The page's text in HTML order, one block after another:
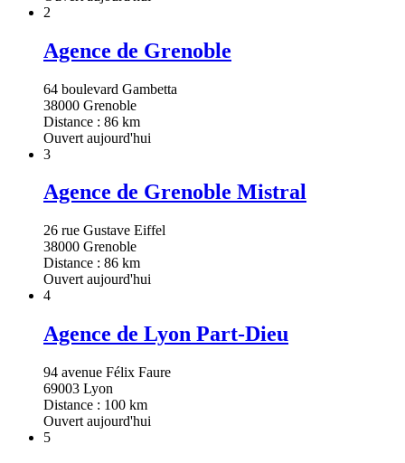
2
Agence de Grenoble
64 boulevard Gambetta
38000 Grenoble
Distance : 86 km
Ouvert aujourd'hui
3
Agence de Grenoble Mistral
26 rue Gustave Eiffel
38000 Grenoble
Distance : 86 km
Ouvert aujourd'hui
4
Agence de Lyon Part-Dieu
94 avenue Félix Faure
69003 Lyon
Distance : 100 km
Ouvert aujourd'hui
5